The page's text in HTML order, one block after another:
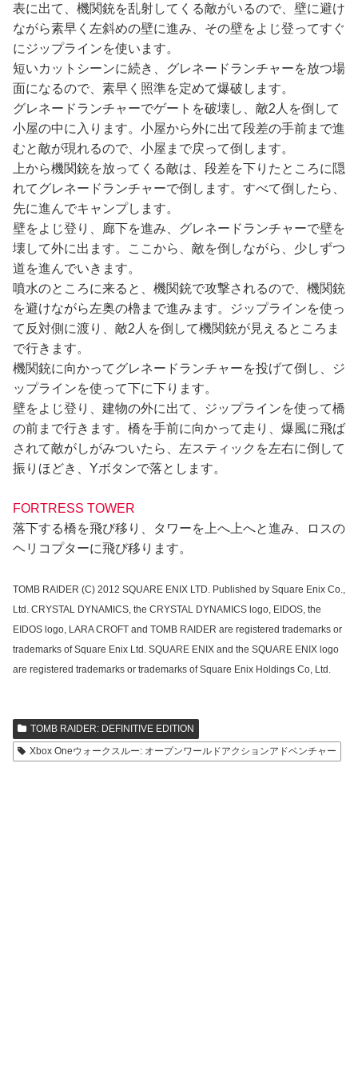
表に出て、機関銃を乱射してくる敵がいるので、壁に避け
ながら素早く左斜めの壁に進み、その壁をよじ登ってすぐ
にジップラインを使います。
短いカットシーンに続き、グレネードランチャーを放つ場
面になるので、素早く照準を定めて爆破します。
グレネードランチャーでゲートを破壊し、敵2人を倒して
小屋の中に入ります。小屋から外に出て段差の手前まで進
むと敵が現れるので、小屋まで戻って倒します。
上から機関銃を放ってくる敵は、段差を下りたところに隠
れてグレネードランチャーで倒します。すべて倒したら、
先に進んでキャンプします。
壁をよじ登り、廊下を進み、グレネードランチャーで壁を
壊して外に出ます。ここから、敵を倒しながら、少しずつ
道を進んでいきます。
噴水のところに来ると、機関銃で攻撃されるので、機関銃
を避けながら左奥の櫓まで進みます。ジップラインを使っ
て反対側に渡り、敵2人を倒して機関銃が見えるところま
で行きます。
機関銃に向かってグレネードランチャーを投げて倒し、ジ
ップラインを使って下に下ります。
壁をよじ登り、建物の外に出て、ジップラインを使って橋
の前まで行きます。橋を手前に向かって走り、爆風に飛ば
されて敵がしがみついたら、左スティックを左右に倒して
振りほどき、Yボタンで落とします。
FORTRESS TOWER
落下する橋を飛び移り、タワーを上へ上へと進み、ロスの
ヘリコプターに飛び移ります。
TOMB RAIDER (C) 2012 SQUARE ENIX LTD. Published by Square Enix Co.,
Ltd. CRYSTAL DYNAMICS, the CRYSTAL DYNAMICS logo, EIDOS, the
EIDOS logo, LARA CROFT and TOMB RAIDER are registered trademarks or
trademarks of Square Enix Ltd. SQUARE ENIX and the SQUARE ENIX logo
are registered trademarks or trademarks of Square Enix Holdings Co, Ltd.
TOMB RAIDER: DEFINITIVE EDITION
Xbox Oneウォークスルー: オープンワールドアクションアドベンチャー